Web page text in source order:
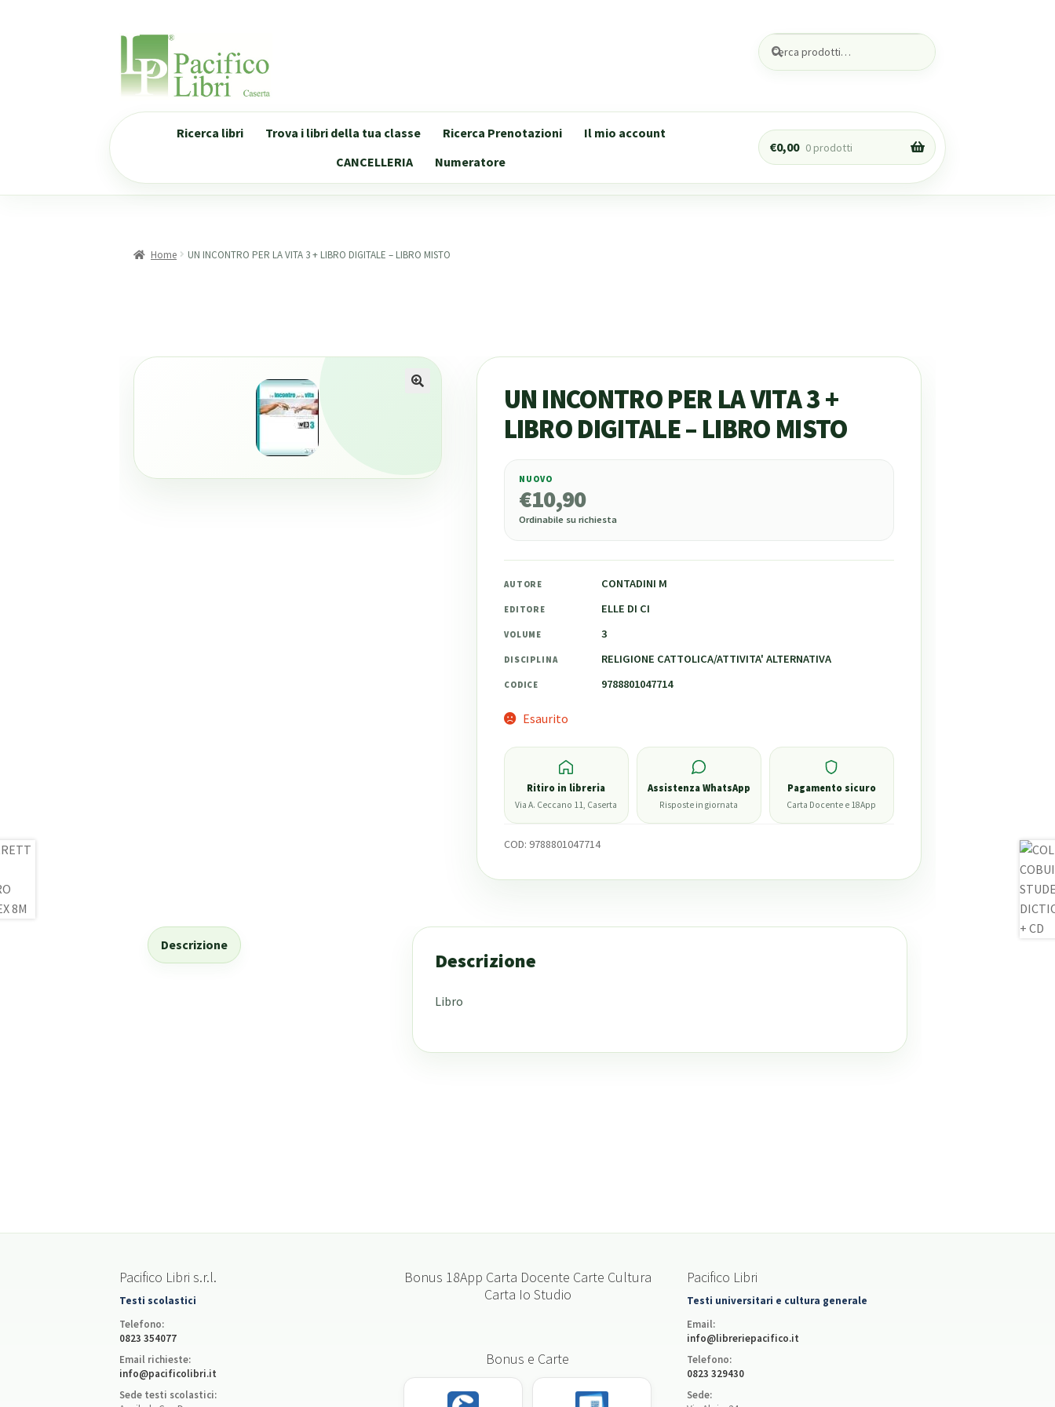
Vai
alla
navigazione
Vai
contenuto
Cerca:
Cerca
Ricerca libri Trova i libri della tua classe Ricerca Prenotazioni
Il mio account
CANCELLERIA
Numeratore
€0,00 0 prodotti
Home UN INCONTRO PER LA VITA 3 + LIBRO DIGITALE – LIBRO MISTO
UN INCONTRO PER LA VITA 3 +
LIBRO DIGITALE – LIBRO MISTO
10,90
NUOVO
€10,90
Ordinabile su richiesta
AUTORE CONTADINI M
EDITORE ELLE DI CI
VOLUME 3
DISCIPLINA RELIGIONE CATTOLICA/ATTIVITA' ALTERNATIVA
CODICE 9788801047714
Esaurito
Ritiro in libreria
Via A. Ceccano 11, Caserta
Assistenza WhatsApp
Risposte in giornata
Pagamento sicuro
Carta Docente e 18App
COD: 9788801047714
Descrizione
Descrizione
Libro
Pacifico Libri s.r.l.
Testi scolastici
Telefono:
0823 354077
Email richieste:
info@pacificolibri.it
Sede testi scolastici:
Bonus 18App Carta Docente Carte Cultura
Carta Io Studio
Bonus e Carte
Pacifico Libri
Testi universitari e cultura generale
Email:
info@libreriepacifico.it
Telefono:
0823 329430
Sede: